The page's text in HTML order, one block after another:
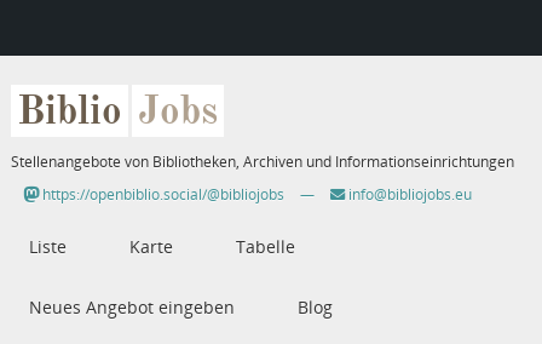
Biblio Jobs
Stellenangebote von Bibliotheken, Archiven und Informationseinrichtungen
https://openbiblio.social/@bibliojobs
— info@bibliojobs.eu
Liste Karte Tabelle
Neues Angebot eingeben Blog